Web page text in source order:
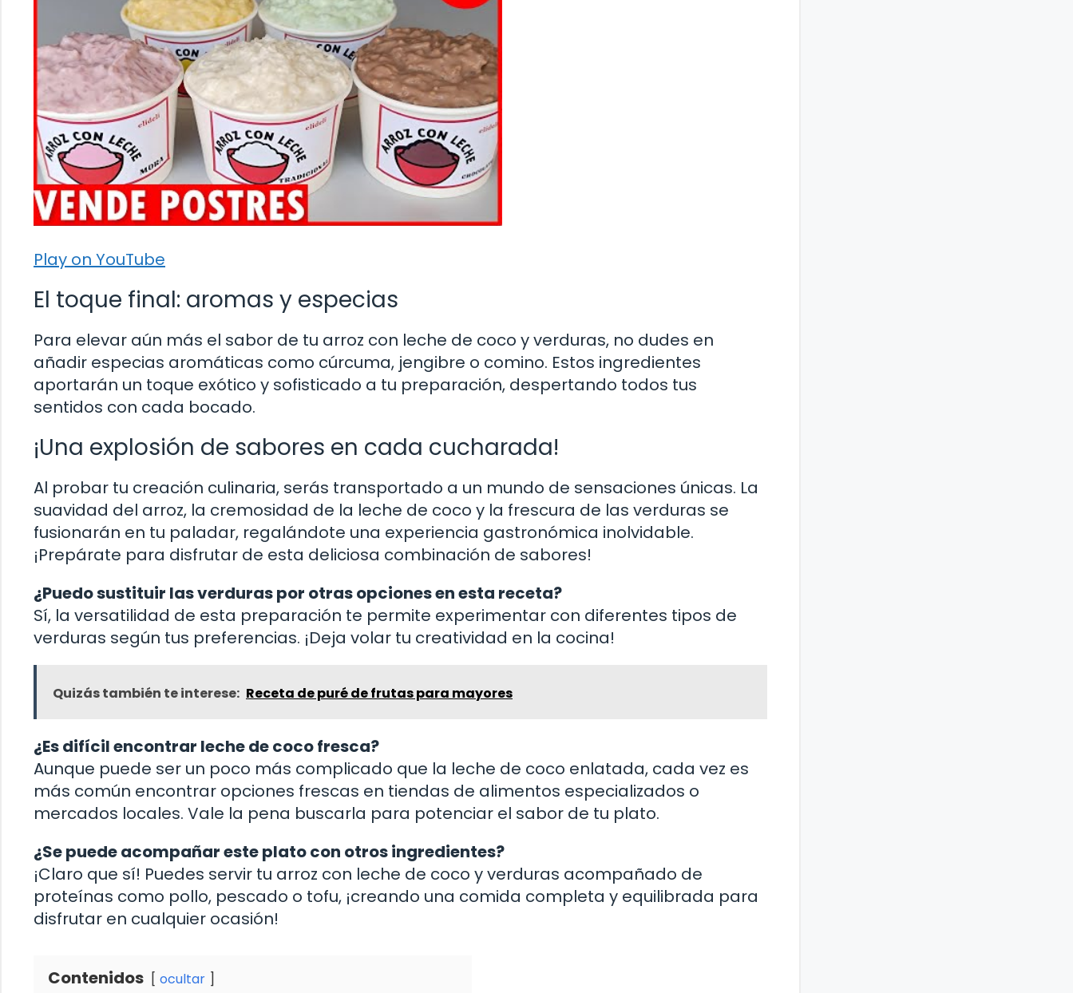
Play on YouTube
El toque final: aromas y especias
Para elevar aún más el sabor de tu arroz con leche de coco y verduras, no dudes en
añadir especias aromáticas como cúrcuma, jengibre o comino. Estos ingredientes
aportarán un toque exótico y sofisticado a tu preparación, despertando todos tus
sentidos con cada bocado.
¡Una explosión de sabores en cada cucharada!
Al probar tu creación culinaria, serás transportado a un mundo de sensaciones únicas. La
suavidad del arroz, la cremosidad de la leche de coco y la frescura de las verduras se
fusionarán en tu paladar, regalándote una experiencia gastronómica inolvidable.
¡Prepárate para disfrutar de esta deliciosa combinación de sabores!
¿Puedo sustituir las verduras por otras opciones en esta receta?
Sí, la versatilidad de esta preparación te permite experimentar con diferentes tipos de
verduras según tus preferencias. ¡Deja volar tu creatividad en la cocina!
Quizás también te interese: Receta de puré de frutas para mayores
¿Es difícil encontrar leche de coco fresca?
Aunque puede ser un poco más complicado que la leche de coco enlatada, cada vez es
más común encontrar opciones frescas en tiendas de alimentos especializados o
mercados locales. Vale la pena buscarla para potenciar el sabor de tu plato.
¿Se puede acompañar este plato con otros ingredientes?
¡Claro que sí! Puedes servir tu arroz con leche de coco y verduras acompañado de
proteínas como pollo, pescado o tofu, ¡creando una comida completa y equilibrada para
disfrutar en cualquier ocasión!
Contenidos ocultar